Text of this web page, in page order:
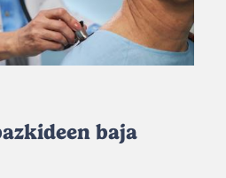
baja